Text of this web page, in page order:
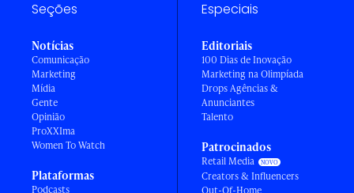
Seções
Notícias
Comunicação
Marketing
Mídia
Gente
Opinião
ProXXIma
Women To Watch
Plataformas
Podcasts
Especiais
Editoriais
100 Dias de Inovação
Marketing na Olimpíada
Drops Agências &
Anunciantes
Talento
Patrocinados
Retail Media
Creators & Influencers
Out-Of-Home